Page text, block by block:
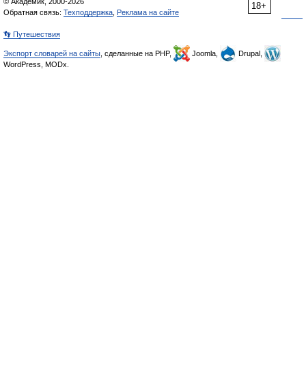
18+
Обратная связь: Техподдержка Реклама на сайте
👣 Путешествия
Экспорт словарей на сайты , сделанные на PHP, Joomla,
Drupal,
WordPress, MODx.